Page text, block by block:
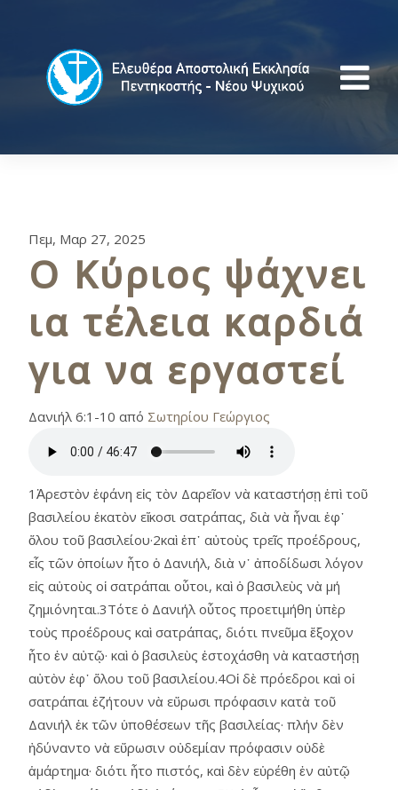
Πεμ, Μαρ 27, 2025
Ο Κύριος ψάχνει
ια τέλεια καρδιά
για να εργαστεί
Δανιήλ 6:1-10 από Σωτηρίου Γεώργιος
1Ἀρεστὸν ἐφάνη εἰς τὸν Δαρεῖον νὰ καταστήσῃ ἐπὶ τοῦ
βασιλείου ἑκατὸν εἴκοσι σατράπας, διὰ νὰ ἦναι ἐφ᾿
ὅλου τοῦ βασιλείου·2καὶ ἐπ᾿ αὐτοὺς τρεῖς προέδρους,
εἷς τῶν ὁποίων ἦτο ὁ Δανιήλ, διὰ ν᾿ ἀποδίδωσι λόγον
εἰς αὐτοὺς οἱ σατράπαι οὗτοι, καὶ ὁ βασιλεὺς νὰ μή
ζημιόνηται.3Τότε ὁ Δανιήλ οὗτος προετιμήθη ὑπὲρ
τοὺς προέδρους καὶ σατράπας, διότι πνεῦμα ἔξοχον
ἦτο ἐν αὐτῷ· καὶ ὁ βασιλεὺς ἐστοχάσθη νὰ καταστήσῃ
αὐτὸν ἐφ᾿ ὅλου τοῦ βασιλείου.4Οἱ δὲ πρόεδροι καὶ οἱ
σατράπαι ἐζήτουν νὰ εὕρωσι πρόφασιν κατὰ τοῦ
Δανιήλ ἐκ τῶν ὑποθέσεων τῆς βασιλείας· πλήν δὲν
ἠδύναντο νὰ εὕρωσιν οὐδεμίαν πρόφασιν οὐδὲ
ἁμάρτημα· διότι ἦτο πιστός, καὶ δὲν εὑρέθη ἐν αὐτῷ